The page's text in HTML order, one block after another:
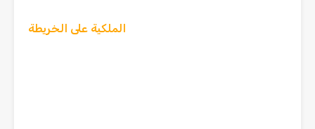
الملكية على الخريطة